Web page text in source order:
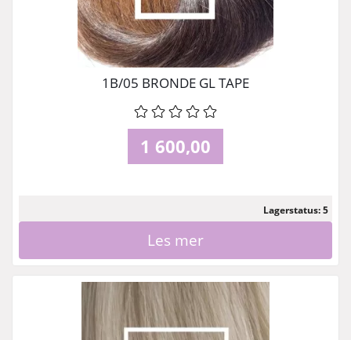
1B/05 BRONDE GL TAPE
1 600,00
Lagerstatus: 5
Les mer